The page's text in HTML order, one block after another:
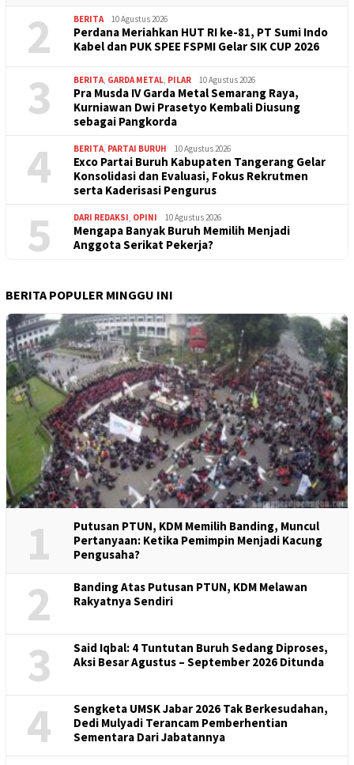
2 BERITA 10 Agustus 2026
Perdana Meriahkan HUT RI ke-81, PT Sumi Indo
Kabel dan PUK SPEE FSPMI Gelar SIK CUP 2026
3 BERITA GARDA METAL PILAR 10 Agustus 2026
Pra Musda IV Garda Metal Semarang Raya,
Kurniawan Dwi Prasetyo Kembali Diusung
sebagai Pangkorda
4 BERITA PARTAI BURUH 10 Agustus 2026
Exco Partai Buruh Kabupaten Tangerang Gelar
Konsolidasi dan Evaluasi, Fokus Rekrutmen
serta Kaderisasi Pengurus
5 DARI REDAKSI OPINI 10 Agustus 2026
Mengapa Banyak Buruh Memilih Menjadi
Anggota Serikat Pekerja?
BERITA POPULER MINGGU INI
1
Putusan PTUN, KDM Memilih Banding, Muncul
Pertanyaan: Ketika Pemimpin Menjadi Kacung
Pengusaha?
2
Banding Atas Putusan PTUN, KDM Melawan
Rakyatnya Sendiri
3
Said Iqbal: 4 Tuntutan Buruh Sedang Diproses,
Aksi Besar Agustus – September 2026 Ditunda
4
Sengketa UMSK Jabar 2026 Tak Berkesudahan,
Dedi Mulyadi Terancam Pemberhentian
Sementara Dari Jabatannya